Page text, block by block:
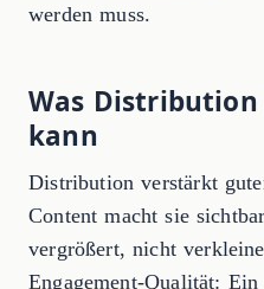
werden muss.
Was
kann
Distribution verstärkt
Content macht sie
vergrößert, nicht
Engagement-Qualität: